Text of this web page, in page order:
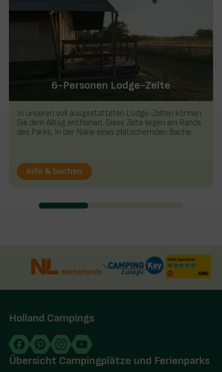
6-Personen Lodge-Zelte
In unseren voll ausgestatteten Lodge-Zelten können
Sie dem Alltag entfliehen. Diese Zelte liegen am Rande
des Parks, in der Nähe eines plätschernden Bache.
Info & buchen
Holland Campings
Übersicht Campingplätze und Ferienparks